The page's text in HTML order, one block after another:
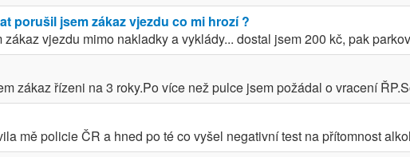
porušil jsem zákaz vjezdu co mi hrozí ?
vjezdu mimo nakladky a vyklády... dostal jsem 200 kč, pak
zákaz řízeni na 3 roky.Po více než pulce jsem požádal o vracení
mě policie ČR a hned po té co vyšel negativní test na přítomnost